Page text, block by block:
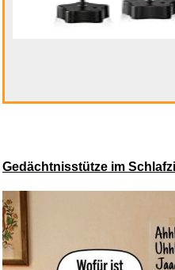
Close Up
Gedächtnisstütze im